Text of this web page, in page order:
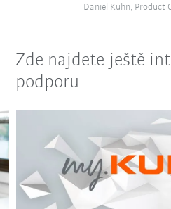
Daniel Kuhn, Product
Zde najdete ještě
podporu